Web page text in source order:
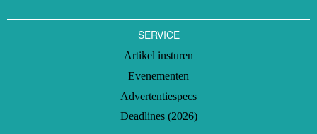
SERVICE
Artikel insturen
Evenementen
Advertentiespecs
Deadlines (2026)